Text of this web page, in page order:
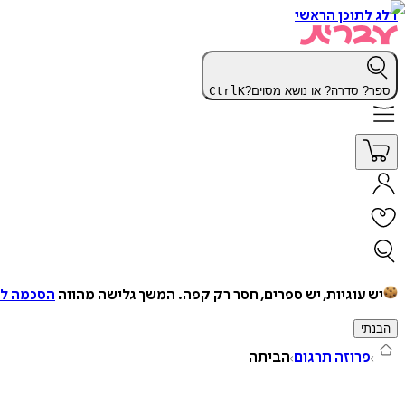
דלג לתוכן הראשי
ספר? סדרה? או נושא מסוים? CtrlK
יש עוגיות, יש ספרים, חסר רק קפה. המשך גלישה מהווה הסכמה
הבנתי
פרוזה תרגום הביתה